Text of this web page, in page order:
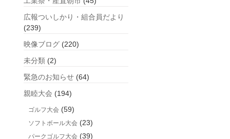
広報ついしかり・組合員だより
(239)
映像ブログ (220)
未分類 (2)
緊急のお知らせ (64)
親睦大会 (194)
ゴルフ大会 (59)
ソフトボール大会 (23)
パークゴルフ大会 (39)